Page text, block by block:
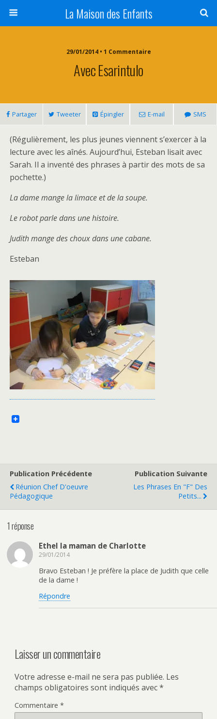
La Maison des Enfants
29/01/2014 • 1 Commentaire
Avec Esarintulo
Partager Tweeter Épingler E-mail SMS
(Régulièrement, les plus jeunes viennent s’exercer à la
lecture avec les aînés. Aujourd’hui, Esteban lisait avec
Sarah. Il a inventé des phrases à partir des mots de sa
pochette.)
La dame mange la limace et de la soupe.
Le robot parle dans une histoire.
Judith mange des choux dans une cabane.
Esteban
Publication Précédente
Réunion Chef D'oeuvre
Pédagogique
Publication Suivante
Les Phrases En "f" Des
Petits...
1 réponse
Ethel la maman de Charlotte
29/01/2014
Bravo Esteban ! Je préfère la place de Judith que celle
de la dame !
Répondre
Laisser un commentaire
Votre adresse e-mail ne sera pas publiée. Les
champs obligatoires sont indiqués avec*
Commentaire *